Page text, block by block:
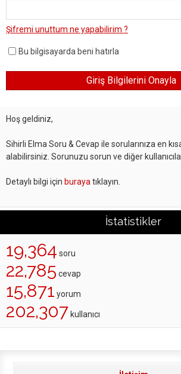
Şifremi unuttum ne yapabilirim ?
Bu bilgisayarda beni hatırla
Hoş geldiniz,
Sihirli Elma Soru & Cevap ile sorularınıza en
alabilirsiniz. Sorunuzu sorun ve diğer
Detaylı bilgi için buraya tıklayın.
İstatistikler
19,364 soru
22,785 cevap
15,871 yorum
202,307 kullanıcı